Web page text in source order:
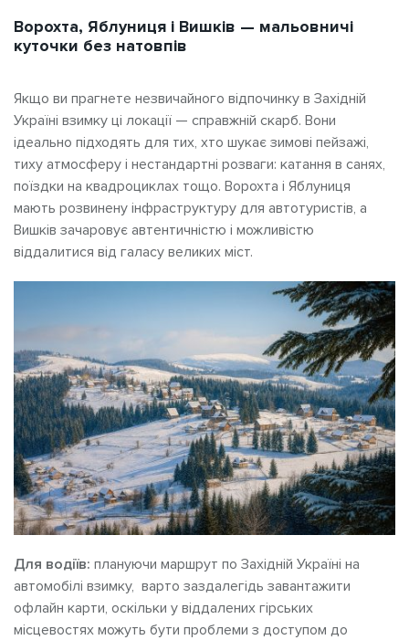
Ворохта, Яблуниця і Вишків — мальовничі
куточки без натовпів
Якщо ви прагнете незвичайного відпочинку в Західній
Україні взимку ці локації — справжній скарб. Вони
ідеально підходять для тих, хто шукає зимові пейзажі,
тиху атмосферу і нестандартні розваги: катання в санях,
поїздки на квадроциклах тощо. Ворохта і Яблуниця
мають розвинену інфраструктуру для автотуристів, а
Вишків зачаровує автентичністю і можливістю
віддалитися від галасу великих міст.
Для водіїв: плануючи маршрут по Західній Україні на
автомобілі взимку, варто заздалегідь завантажити
офлайн карти, оскільки у віддалених гірських
місцевостях можуть бути проблеми з доступом до